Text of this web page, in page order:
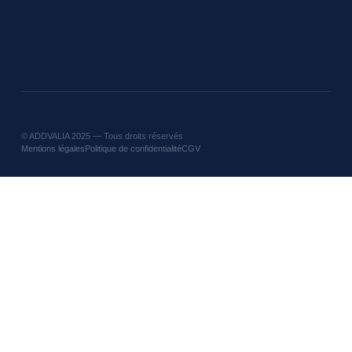
©ADDVALIA2025 — Tous droits réservés
Mentions légalesPolitique de confidentialitéCGV